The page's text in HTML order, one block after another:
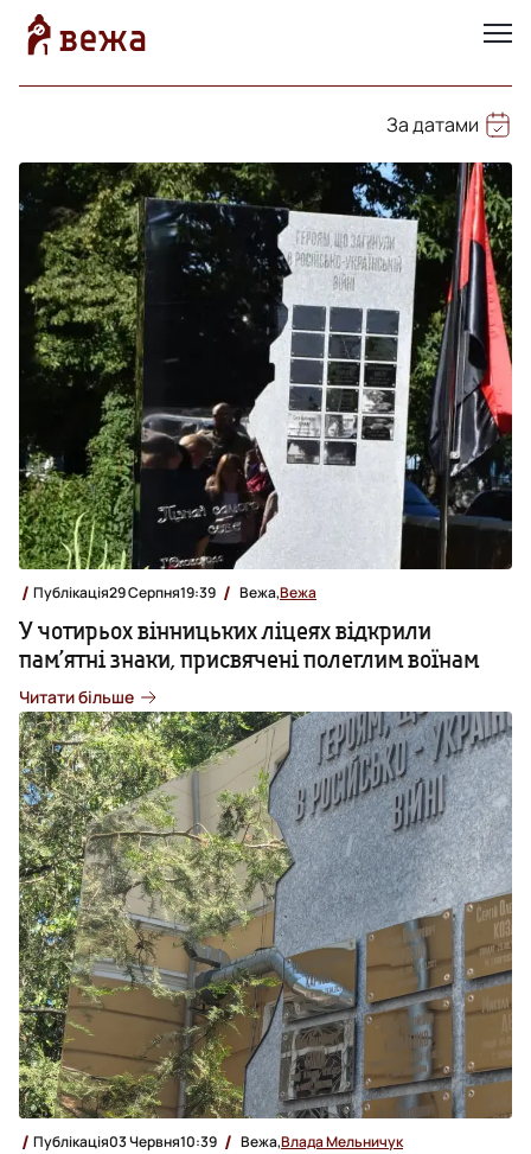
За датами
Публікація29 Серпня19:39 Вежа,Вежа
У чотирьох вінницьких ліцеях відкрили
пам’ятні знаки, присвячені полеглим воїнам
Читати більше
Публікація03 Червня10:39 Вежа,Влада Мельничук